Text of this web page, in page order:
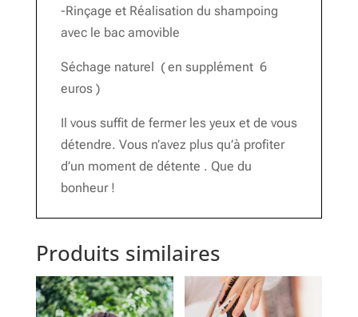
-Rinçage et Réalisation du shampoing
avec le bac amovible
Séchage naturel ( en supplément 6
euros )
Il vous suffit de fermer les yeux et de vous
détendre. Vous n’avez plus qu’à profiter
d’un moment de détente . Que du
bonheur !
Produits similaires